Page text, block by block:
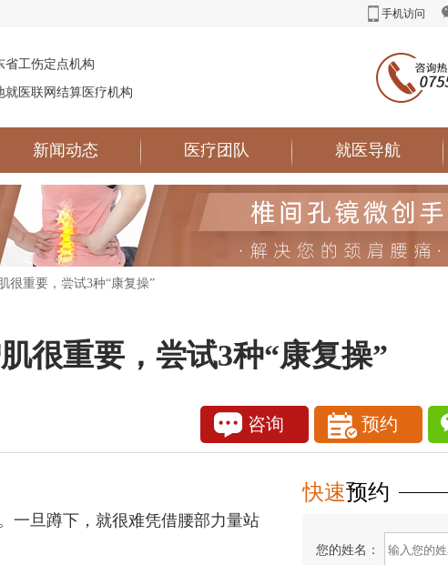
手机访问
省工伤定点机构
就医联网结算医疗机构
新闻动态 医疗团队 就医导航
很重要，尝试3种“康复操”
很重要，尝试3种“康复操”
咨询 预约
旦蹲下，就很难凭借腰部力量站
快速预约
您的姓名：